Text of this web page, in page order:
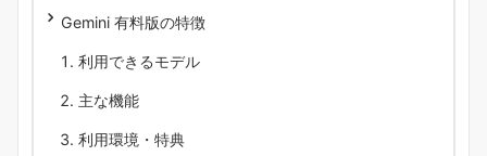
Gemini 有料版の特徴
利用できるモデル
主な機能
利用環境・特典